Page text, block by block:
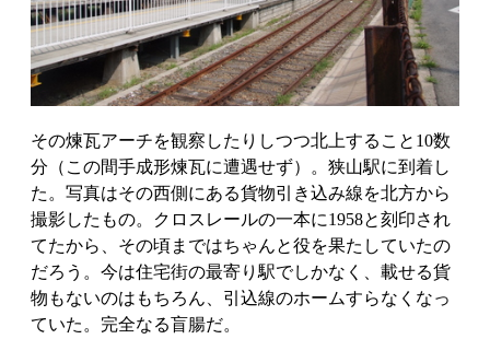
その煉瓦アーチを観察したりしつつ北上すること10数
分（この間手成形煉瓦に遭遇せず）。狭山駅に到着し
た。写真はその西側にある貨物引き込み線を北方から
撮影したもの。クロスレールの一本に1958と刻印され
てたから、その頃まではちゃんと役を果たしていたの
だろう。今は住宅街の最寄り駅でしかなく、載せる貨
物もないのはもちろん、引込線のホームすらなくなっ
ていた。完全なる盲腸だ。